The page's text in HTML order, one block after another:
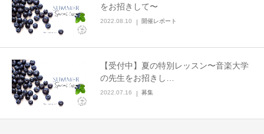
をお招きして〜
2022.08.10 開催レポート
【受付中】夏の特別レッスン〜音楽大学
の先生をお招きし…
2022.07.16 募集